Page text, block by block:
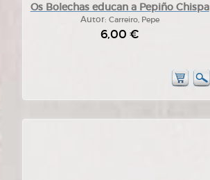
Os Bolechas educan a Pepiño Chispa
Autor: Carreiro, Pepe
6,00 €